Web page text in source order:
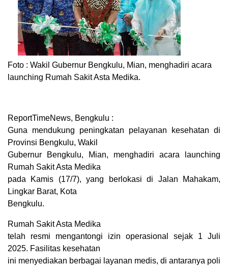
Foto : Wakil Gubernur Bengkulu, Mian, menghadiri acara
launching Rumah Sakit Asta Medika.
ReportTimeNews, Bengkulu :
Guna mendukung peningkatan pelayanan kesehatan di
Provinsi Bengkulu, Wakil
Gubernur Bengkulu, Mian, menghadiri acara launching
Rumah Sakit Asta Medika
pada Kamis (17/7), yang berlokasi di Jalan Mahakam,
Lingkar Barat, Kota
Bengkulu.
Rumah Sakit Asta Medika
telah resmi mengantongi izin operasional sejak 1 Juli
2025. Fasilitas kesehatan
ini menyediakan berbagai layanan medis, di antaranya poli